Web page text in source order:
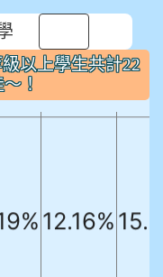
以上學生共計22
！
5A等級以上
最佳～！
12.16%